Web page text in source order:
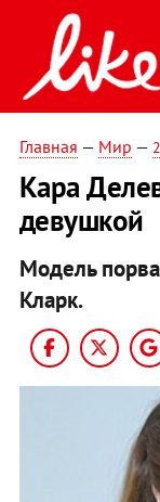
Главная — Мир —
Кара
девушкой
Модель
Кларк.